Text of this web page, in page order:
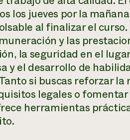
los jueves por la
al finalizar el
y las
la seguridad en el
y el desarrollo de
si buscas reforzar
legales o
herramientas